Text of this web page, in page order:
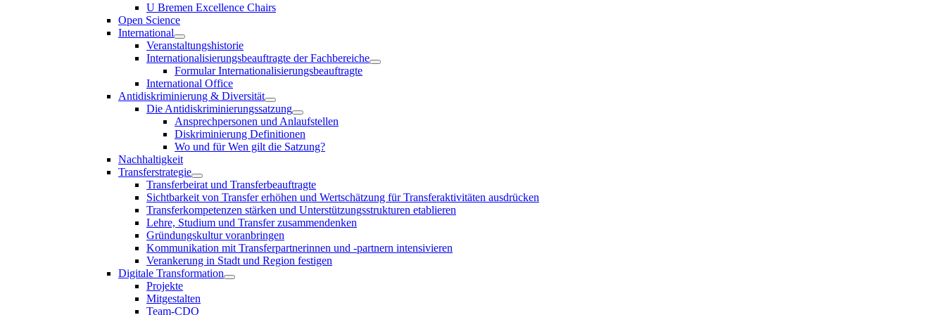
U Bremen Excellence Chairs
Open Science
International
Veranstaltungshistorie
Internationalisierungsbeauftragte der Fachbereiche
Formular Internationalisierungsbeauftragte
International Office
Antidiskriminierung & Diversität
Die Antidiskriminierungssatzung
Ansprechpersonen und Anlaufstellen
Diskriminierung Definitionen
Wo und für Wen gilt die Satzung?
Nachhaltigkeit
Transferstrategie
Transferbeirat und Transferbeauftragte
Sichtbarkeit von Transfer erhöhen und Wertschätzung für Transferaktivitäten ausdrücken
Transferkompetenzen stärken und Unterstützungsstrukturen etablieren
Lehre, Studium und Transfer zusammendenken
Gründungskultur voranbringen
Kommunikation mit Transferpartnerinnen und -partnern intensivieren
Verankerung in Stadt und Region festigen
Digitale Transformation
Projekte
Mitgestalten
Team-CDO